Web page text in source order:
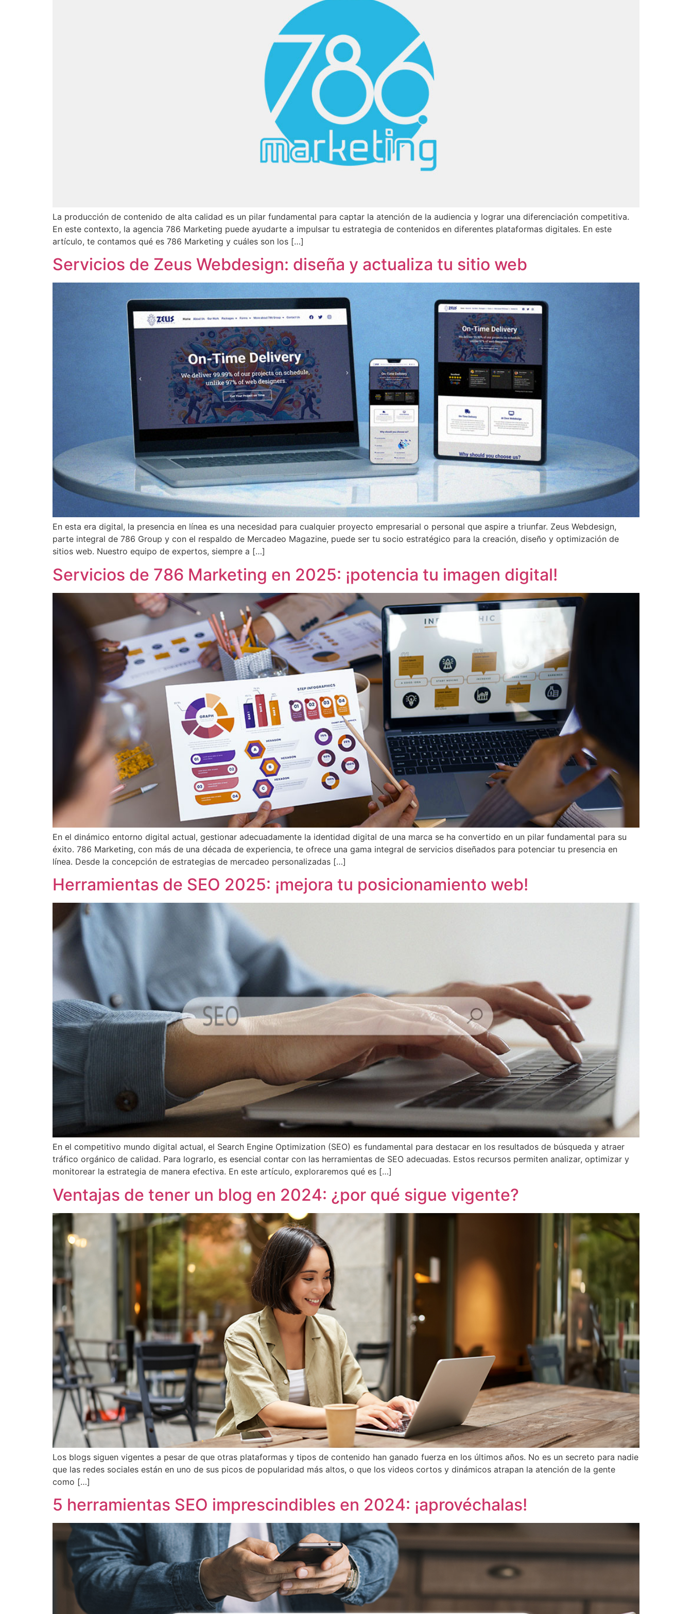
La producción de contenido de alta calidad es un pilar fundamental para captar la atención de la audiencia y lograr una diferenciación competitiva.
En este contexto, la agencia 786 Marketing puede ayudarte a impulsar tu estrategia de contenidos en diferentes plataformas digitales. En este
artículo, te contamos qué es 786 Marketing y cuáles son los […]
Servicios de Zeus Webdesign: diseña y actualiza tu sitio web
En esta era digital, la presencia en línea es una necesidad para cualquier proyecto empresarial o personal que aspire a triunfar. Zeus Webdesign,
parte integral de 786 Group y con el respaldo de Mercadeo Magazine, puede ser tu socio estratégico para la creación, diseño y optimización de
sitios web. Nuestro equipo de expertos, siempre a […]
Servicios de 786 Marketing en 2025: ¡potencia tu imagen digital!
En el dinámico entorno digital actual, gestionar adecuadamente la identidad digital de una marca se ha convertido en un pilar fundamental para su
éxito. 786 Marketing, con más de una década de experiencia, te ofrece una gama integral de servicios diseñados para potenciar tu presencia en
línea. Desde la concepción de estrategias de mercadeo personalizadas […]
Herramientas de SEO 2025: ¡mejora tu posicionamiento web!
En el competitivo mundo digital actual, el Search Engine Optimization (SEO) es fundamental para destacar en los resultados de búsqueda y atraer
tráfico orgánico de calidad. Para lograrlo, es esencial contar con las herramientas de SEO adecuadas. Estos recursos permiten analizar, optimizar y
monitorear la estrategia de manera efectiva. En este artículo, exploraremos qué es […]
Ventajas de tener un blog en 2024: ¿por qué sigue vigente?
Los blogs siguen vigentes a pesar de que otras plataformas y tipos de contenido han ganado fuerza en los últimos años. No es un secreto para nadie
que las redes sociales están en uno de sus picos de popularidad más altos, o que los videos cortos y dinámicos atrapan la atención de la gente
como […]
5 herramientas SEO imprescindibles en 2024: ¡aprovéchalas!